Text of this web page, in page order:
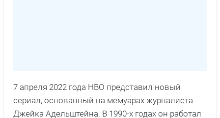
7 апреля 2022 года HBO представил новый
сериал, основанный на мемуарах журналиста
Джейка Адельштейна. В 1990-х годах он работал